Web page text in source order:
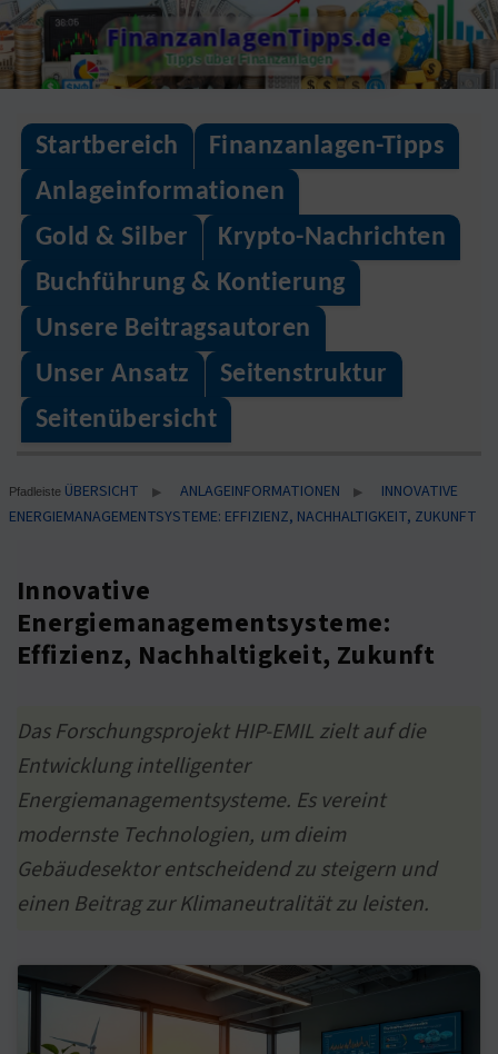
Skip
to
content
FinanzanlagenTipps.de
Tipps über Finanzanlagen
Startbereich
Finanzanlagen-Tipps
Anlageinformationen
Gold & Silber
Krypto-Nachrichten
Buchführung & Kontierung
Unsere Beitragsautoren
Unser Ansatz
Seitenstruktur
Seitenübersicht
Pfadleiste ÜBERSICHT ▶ ANLAGEINFORMATIONEN ▶
INNOVATIVE
ENERGIEMANAGEMENTSYSTEME: EFFIZIENZ, NACHHALTIGKEIT, ZUKUNFT
Innovative
Energiemanagementsysteme:
Effizienz, Nachhaltigkeit, Zukunft
Das Forschungsprojekt HIP-EMIL zielt auf die
Entwicklung intelligenter
Energiemanagementsysteme. Es vereint
modernste Technologien, um dieim
Gebäudesektor entscheidend zu steigern und
einen Beitrag zur Klimaneutralität zu leisten.